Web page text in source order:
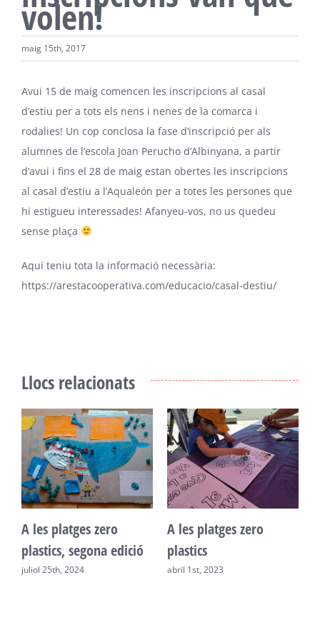
volen!
maig 15th, 2017
Avui 15 de maig comencen les inscripcions al casal
d’estiu per a tots els nens i nenes de la comarca i
rodalies! Un cop conclosa la fase d’inscripció per als
alumnes de l’escola Joan Perucho d’Albinyana, a partir
d’avui i fins el 28 de maig estan obertes les inscripcions
al casal d’estiu a l’Aqualeón per a totes les persones que
hi estigueu interessades! Afanyeu-vos, no us quedeu
sense plaça
Aquí teniu tota la informació necessària:
https://arestacooperativa.com/educacio/casal-destiu/
Llocs relacionats
A les platges zero
plastics, segona edició
juliol 25th, 2024
A les platges zero
plastics
abril 1st, 2023